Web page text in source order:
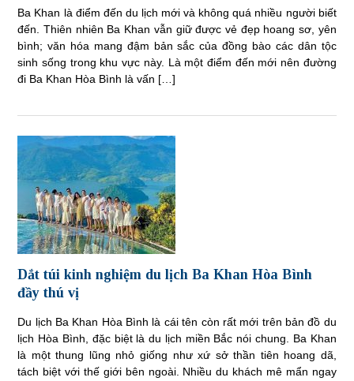
Ba Khan là điểm đến du lịch mới và không quá nhiều người biết
đến. Thiên nhiên Ba Khan vẫn giữ được vẻ đẹp hoang sơ, yên
bình; văn hóa mang đậm bản sắc của đồng bào các dân tộc
sinh sống trong khu vực này. Là một điểm đến mới nên đường
đi Ba Khan Hòa Bình là vấn […]
Dắt túi kinh nghiệm du lịch Ba Khan Hòa Bình
đầy thú vị
Du lịch Ba Khan Hòa Bình là cái tên còn rất mới trên bản đồ du
lịch Hòa Bình, đặc biệt là du lịch miền Bắc nói chung. Ba Khan
là một thung lũng nhỏ giống như xứ sở thần tiên hoang dã,
tách biệt với thế giới bên ngoài. Nhiều du khách mê mẩn ngay